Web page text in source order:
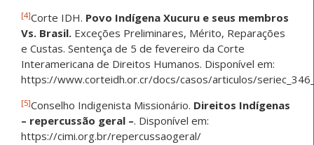
[4]Corte IDH. Povo Indígena Xucuru e seus membros
Vs. Brasil. Exceções Preliminares, Mérito, Reparações
e Custas. Sentença de 5 de fevereiro da Corte
Interamericana de Direitos Humanos. Disponível em:
https://www.corteidh.or.cr/docs/casos/articulos/
[5]Conselho Indigenista Missionário. Direitos Indígenas
– repercussão geral –. Disponível em:
https://cimi.org.br/repercussaogeral/